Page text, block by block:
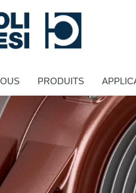
PRODUITS